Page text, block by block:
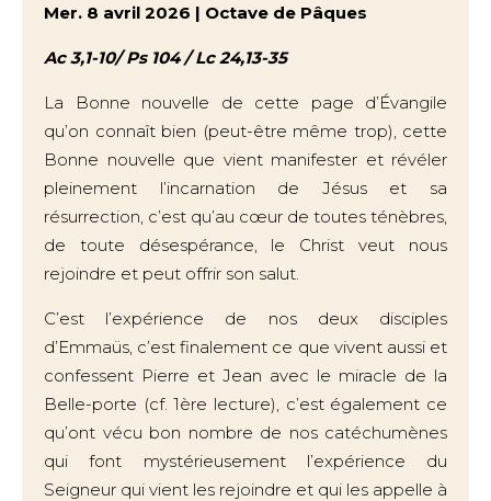
Mer. 8 avril 2026 | Octave de Pâques
Ac 3,1-10/ Ps 104 / Lc 24,13-35
La Bonne nouvelle de cette page d’Évangile
qu’on connaît bien (peut-être même trop), cette
Bonne nouvelle que vient manifester et révéler
pleinement l’incarnation de Jésus et sa
résurrection, c’est qu’au cœur de toutes ténèbres,
de toute désespérance, le Christ veut nous
rejoindre et peut offrir son salut.
C’est l’expérience de nos deux disciples
d’Emmaüs, c’est finalement ce que vivent aussi et
confessent Pierre et Jean avec le miracle de la
Belle-porte (cf. 1ère lecture), c’est également ce
qu’ont vécu bon nombre de nos catéchumènes
qui font mystérieusement l’expérience du
Seigneur qui vient les rejoindre et qui les appelle à